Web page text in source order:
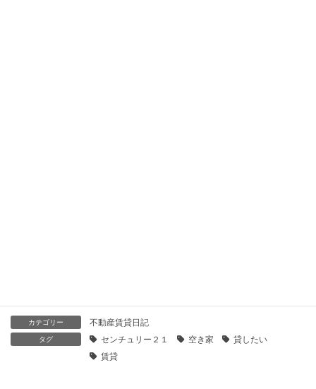
カテゴリー 不動産賃貸日記
タグ センチュリー２１ 空き家
貸したい
賃貸